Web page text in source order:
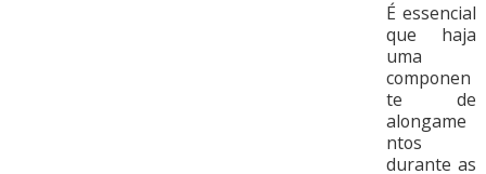
É essencial
que haja
uma
componen
te de
alongame
ntos
durante as